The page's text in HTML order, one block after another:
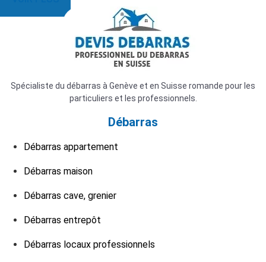
Spécialiste du débarras à Genève et en Suisse romande pour les
particuliers et les professionnels.
Débarras
Débarras appartement
Débarras maison
Débarras cave, grenier
Débarras entrepôt
Débarras locaux professionnels